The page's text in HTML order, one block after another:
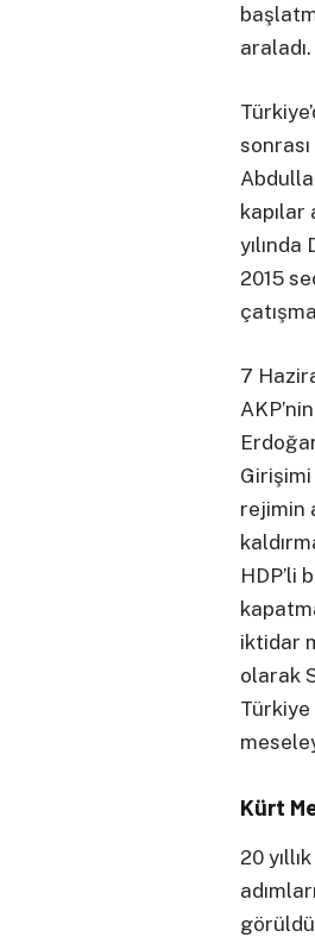
araladı.
kapılar
2015
7
rejimin
HDP’li
iktidar
olarak
Türkiye
Kürt
20